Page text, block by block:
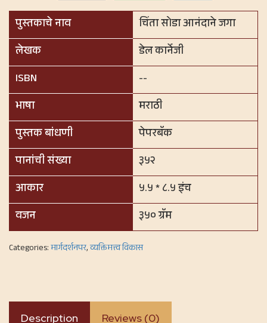
पुस्तकाचे नाव
चिंता सोडा आनंदाने जगा
लेखक
डेल कार्नेजी
ISBN
--
भाषा
मराठी
पुस्तक बांधणी
पेपरबॅक
पानांची संख्या
३५२
आकार
५.५ * ८.५ इंच
वजन
३५० ग्रॅम
Categories:मार्गदर्शनपर,व्यक्तिमत्त्व विकास
Description Reviews (0)